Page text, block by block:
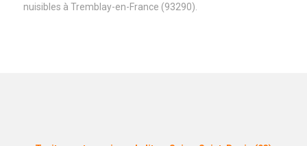
nuisibles à Tremblay-en-France (93290).